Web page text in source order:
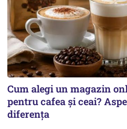
Cum alegi un magazin
pentru cafea și ceai?
diferența